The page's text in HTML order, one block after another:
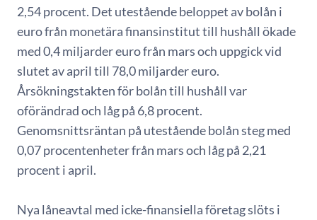
2,54 procent. Det utestående beloppet av bolån i
euro från monetära finansinstitut till hushåll ökade
med 0,4 miljarder euro från mars och uppgick vid
slutet av april till 78,0 miljarder euro.
Årsökningstakten för bolån till hushåll var
oförändrad och låg på 6,8 procent.
Genomsnittsräntan på utestående bolån steg med
0,07 procentenheter från mars och låg på 2,21
procent i april.
Nya låneavtal med icke-finansiella företag slöts i